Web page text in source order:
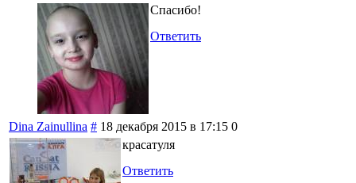
Спасибо!
Ответить
Dina Zainullina # 18 декабря 2015 в 17:15 0
красатуля
Ответить